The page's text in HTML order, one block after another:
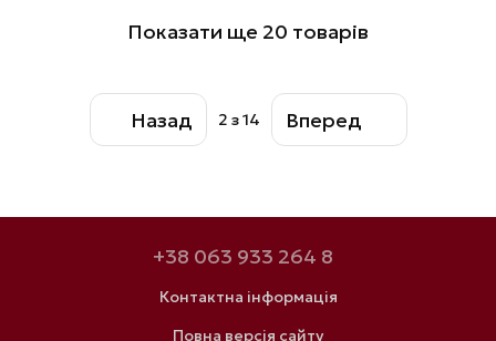
Показати ще 20 товарів
Назад 2 з 14 Вперед
+38 063 933 264 8
Контактна інформація
Повна версія сайту